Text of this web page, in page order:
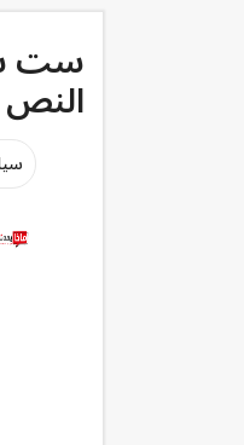
النص